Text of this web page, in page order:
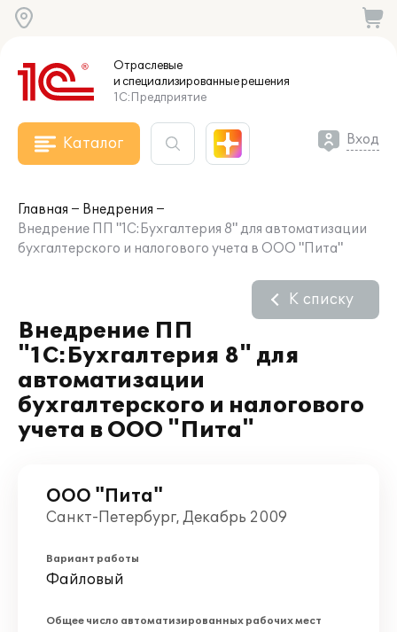
Отраслевые
и специализированныерешения
1С:Предприятие
Каталог Вход
Главная
Внедрения
Внедрение ПП "1С:Бухгалтерия 8" для автоматизации
бухгалтерского и налогового учета в ООО "Пита"
Внедрение ПП
"1С:Бухгалтерия 8" для
автоматизации
бухгалтерского и налогового
учета в ООО "Пита"
К списку
ООО "Пита"
Санкт-Петербург, Декабрь 2009
Вариант работы
Файловый
Общее число автоматизированных рабочих мест